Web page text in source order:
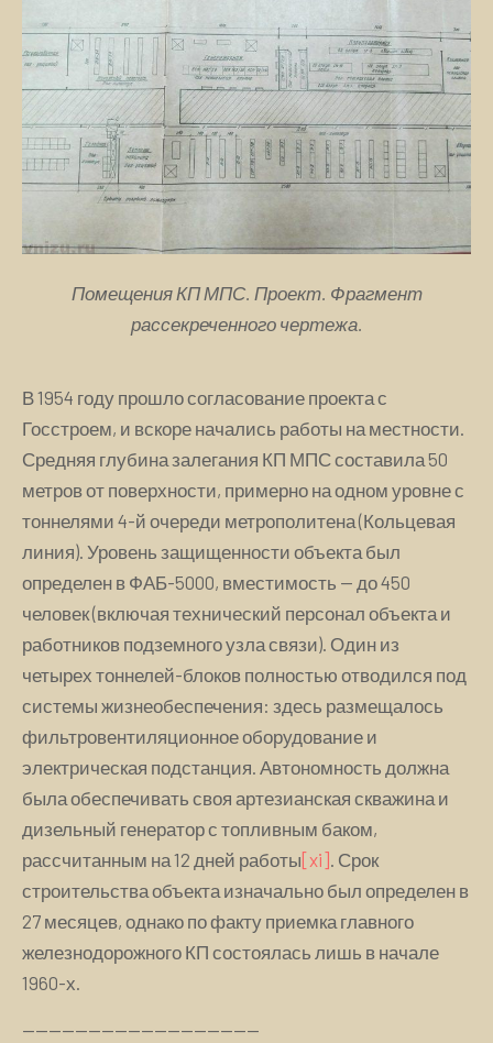
Помещения КП МПС. Проект. Фрагмент
рассекреченного чертежа.
В 1954 году прошло согласование проекта с
Госстроем, и вскоре начались работы на местности.
Средняя глубина залегания КП МПС составила 50
метров от поверхности, примерно на одном уровне с
тоннелями 4-й очереди метрополитена (Кольцевая
линия). Уровень защищенности объекта был
определен в ФАБ-5000, вместимость — до 450
человек (включая технический персонал объекта и
работников подземного узла связи). Один из
четырех тоннелей-блоков полностью отводился под
системы жизнеобеспечения: здесь размещалось
фильтровентиляционное оборудование и
электрическая подстанция. Автономность должна
была обеспечивать своя артезианская скважина и
дизельный генератор с топливным баком,
рассчитанным на 12 дней работы[xi]. Срок
строительства объекта изначально был определен в
27 месяцев, однако по факту приемка главного
железнодорожного КП состоялась лишь в начале
1960-х.
——————————————————